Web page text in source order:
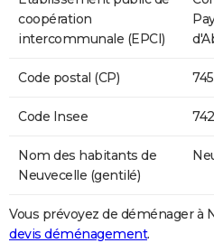
coopération
intercommunale (EPCI)
Code postal (CP)
Code Insee
Nom des habitants de
Neuvecelle (gentilé)
Vous prévoyez de déménager à
devis déménagement.